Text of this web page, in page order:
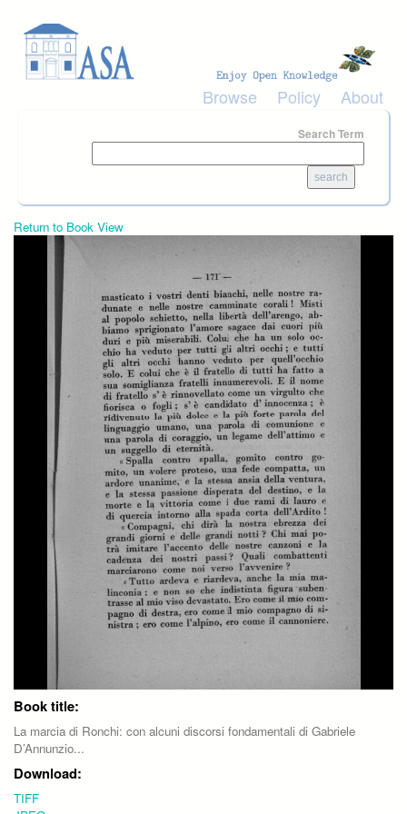
Browse Policy About
Search Term
Return to Book View
Book title:
La marcia di Ronchi: con alcuni discorsi fondamentali di Gabriele
D’Annunzio...
Download:
TIFF